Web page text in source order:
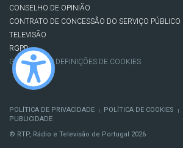
CONSELHO DE OPINIÃO
CONTRATO DE CONCESSÃO DO SERVIÇO PÚBLICO
TELEVISÃO
RGPD
GESTÃO DAS DEFINIÇÕES DE COOKIES
POLÍTICA DE PRIVACIDADE | POLÍTICA DE COOKIES |
PUBLICIDADE
© RTP, Rádio e Televisão de Portugal 2026